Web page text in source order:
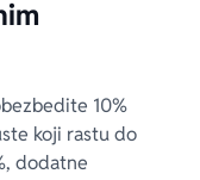
10%
koji rastu do
dodatne